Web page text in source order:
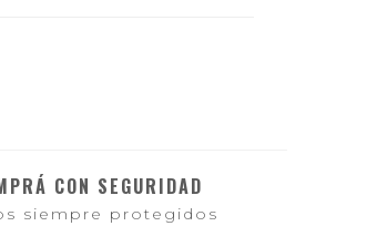
CON SEGURIDAD
siempre protegidos